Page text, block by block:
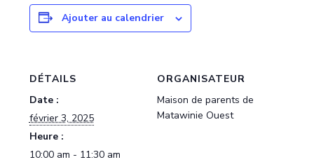
Ajouter au calendrier
DÉTAILS
Date :
février 3, 2025
Heure :
10:00 am - 11:30 am
ORGANISATEUR
Maison de parents de
Matawinie Ouest